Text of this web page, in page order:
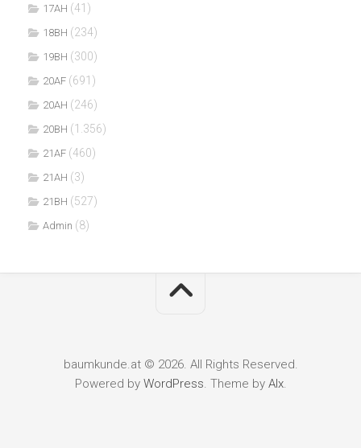
17AH (41)
18BH (234)
19BH (300)
20AF (691)
20AH (246)
20BH (1.356)
21AF (460)
21AH (3)
21BH (527)
Admin (8)
baumkunde.at © 2026. All Rights Reserved.
Powered by WordPress. Theme by Alx.